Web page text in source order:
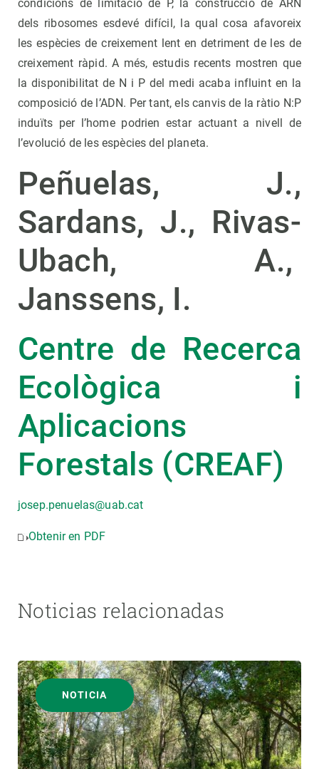
condicions de limitació de P, la construcció de ARN
dels ribosomes esdevé difícil, la qual cosa afavoreix
les espècies de creixement lent en detriment de les de
creixement ràpid. A més, estudis recents mostren que
la disponibilitat de N i P del medi acaba influint en la
composició de l’ADN. Per tant, els canvis de la ràtio N:P
induïts per l’home podrien estar actuant a nivell de
l’evolució de les espècies del planeta.
Peñuelas, J.,
Sardans, J., Rivas-
Ubach, A.,
Janssens, I.
Centre de Recerca
Ecològica i
Aplicacions
Forestals (CREAF)
josep.penuelas@uab.cat
Obtenir en PDF
Noticias relacionadas
NOTICIA